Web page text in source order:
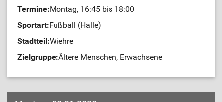
Termine:Montag, 16:45 bis 18:00
Sportart:Fußball (Halle)
Stadtteil:Wiehre
Zielgruppe:Ältere Menschen, Erwachsene